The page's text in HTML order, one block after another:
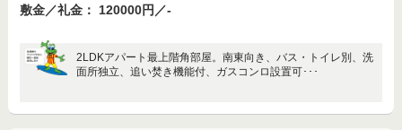
敷金／礼金： 120000円／-
2LDKアパート最上階角部屋。南東向き、バス・トイレ別、洗
面所独立、追い焚き機能付、ガスコンロ設置可･･･